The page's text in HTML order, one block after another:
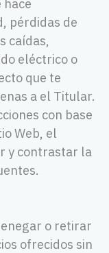
hace
pérdidas de
caídas,
eléctrico o
que te
a el Titular.
con base
Web, el
y contrastar la
o retirar
ofrecidos sin